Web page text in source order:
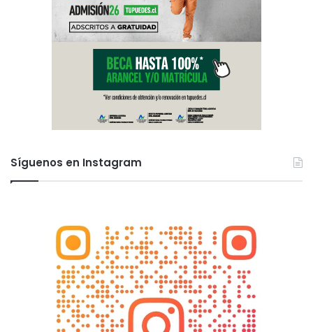
Síguenos en Instagram